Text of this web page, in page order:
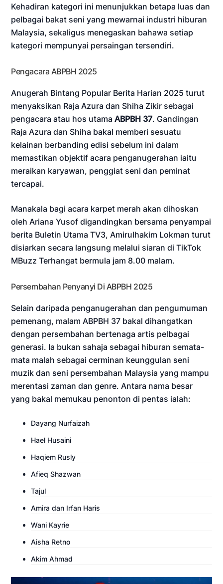
Kehadiran kategori ini menunjukkan betapa luas dan
pelbagai bakat seni yang mewarnai industri hiburan
Malaysia, sekaligus menegaskan bahawa setiap
kategori mempunyai persaingan tersendiri.
Pengacara ABPBH 2025
Anugerah Bintang Popular Berita Harian 2025 turut
menyaksikan Raja Azura dan Shiha Zikir sebagai
pengacara atau hos utamaABPBH 37. Gandingan
Raja Azura dan Shiha bakal memberi sesuatu
kelainan berbanding edisi sebelum ini dalam
memastikan objektif acara penganugerahan iaitu
meraikan karyawan, penggiat seni dan peminat
tercapai.
Manakala bagi acara karpet merah akan dihoskan
oleh Ariana Yusof digandingkan bersama penyampai
berita Buletin Utama TV3, Amirulhakim Lokman turut
disiarkan secara langsung melalui siaran di TikTok
MBuzz Terhangat bermula jam 8.00 malam.
Persembahan Penyanyi Di ABPBH 2025
Selain daripada penganugerahan dan pengumuman
pemenang, malam ABPBH 37 bakal dihangatkan
dengan persembahan bertenaga artis pelbagai
generasi. Ia bukan sahaja sebagai hiburan semata-
mata malah sebagai cerminan keunggulan seni
muzik dan seni persembahan Malaysia yang mampu
merentasi zaman dan genre. Antara nama besar
yang bakal memukau penonton di pentas ialah:
Dayang Nurfaizah
Hael Husaini
Haqiem Rusly
Afieq Shazwan
Tajul
Amira dan Irfan Haris
Wani Kayrie
Aisha Retno
Akim Ahmad